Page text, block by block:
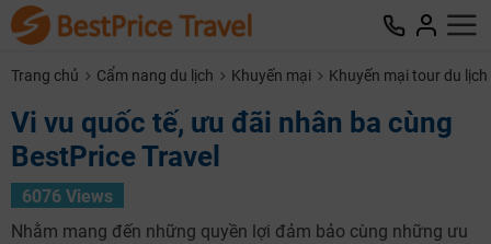
Trang chủ Cẩm nang du lịch Khuyến mại Khuyến mại tour du lịch
Vi vu quốc tế, ưu đãi nhân ba cùng
BestPrice Travel
6076 Views
Nhằm mang đến những quyền lợi đảm bảo cùng những ưu